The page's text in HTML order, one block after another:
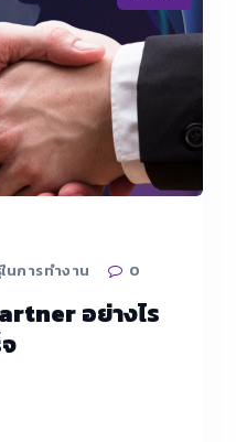
นการทำงาน 0
อย่างไร